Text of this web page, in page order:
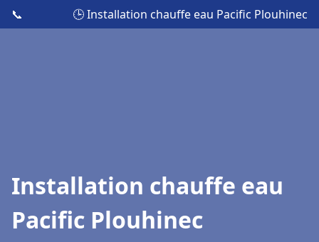
📞 🕒 Installation chauffe eau Pacific Plouhinec
Installation chauffe eau
Pacific Plouhinec